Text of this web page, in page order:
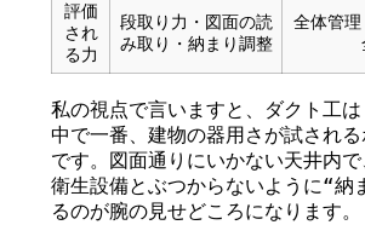
評価
され
る力
段取り力・図面の読
み取り・納まり調整
全体管
私の視点で言いますと、ダクト工
中で一番、建物の器用さが試される
です。図面通りにいかない天井内
衛生設備とぶつからないように“納
るのが腕の見せどころになります。